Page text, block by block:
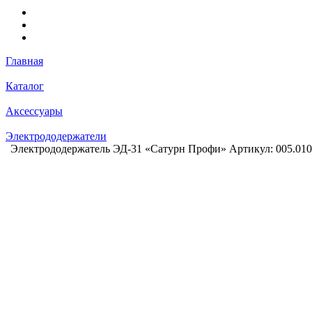
Главная
Каталог
Аксессуары
Электрододержатели
Электрододержатель ЭД-31 «Сатурн Профи» Артикул: